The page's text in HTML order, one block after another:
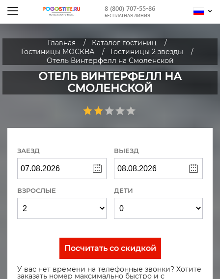
8 (800) 707-55-86
БЕСПЛАТНАЯ ЛИНИЯ
Главная
Каталог гостиниц
Гостиницы МОСКВА
Гостиницы 2 звезды
Отель Винтерфелл на Смоленской
ОТЕЛЬ ВИНТЕРФЕЛЛ НА
СМОЛЕНСКОЙ
ЗАЕЗД ВЫЕЗД
ВЗРОСЛЫЕ ДЕТИ
Посчитать со скидкой
У вас нет времени на телефонные звонки? Хотите
заказать номер максимально быстро и с